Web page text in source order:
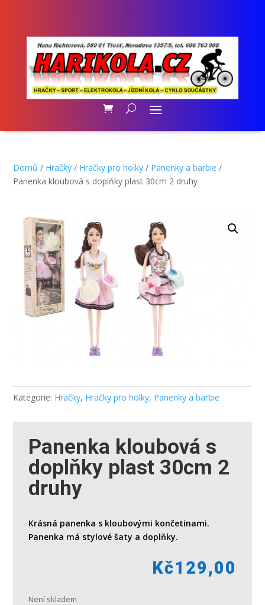
Domů / Hračky / Hračky pro holky / Panenky a barbie /
Panenka kloubová s doplňky plast 30cm 2 druhy
Kategorie: Hračky, Hračky pro holky, Panenky a barbie
Panenka kloubová s
doplňky plast 30cm 2
druhy
Krásná panenka s kloubovými končetinami.
Panenka má stylové šaty a doplňky.
Kč129,00
Není skladem